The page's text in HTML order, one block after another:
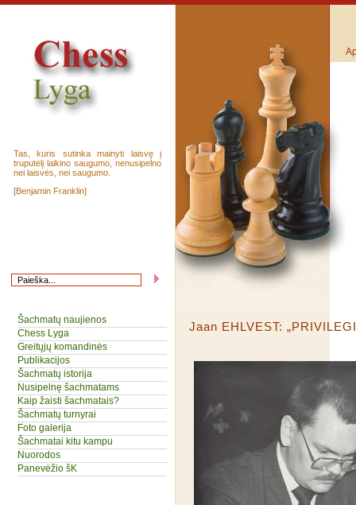
Tas, kuris sutinka mainyti laisvę į
truputėlį laikino saugumo, nenusipelno
nei laisvės, nei saugumo.
[Benjamin Franklin]
Šachmatų naujienos
Chess Lyga
Greitųjų komandinės
Publikacijos
Šachmatų istorija
Nusipelnę šachmatams
Kaip žaisti šachmatais?
Šachmatų turnyrai
Foto galerija
Šachmatai kitu kampu
Nuorodos
Panevėžio šK
Jaan EHLVEST: